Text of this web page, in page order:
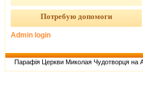
Потребую допомоги
Admin login
Парафія Церкви Миколая Чудотворця на